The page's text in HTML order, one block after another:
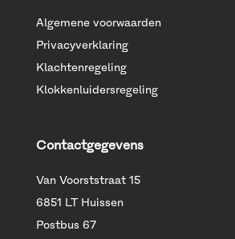
Algemene voorwaarden
Privacyverklaring
Klachtenregeling
Klokkenluidersregeling
Contactgegevens
Van Voorststraat 15
6851 LT Huissen
Postbus 67